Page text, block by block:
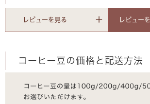
レビューを見る レビュー
コーヒー豆の価格と配送方法